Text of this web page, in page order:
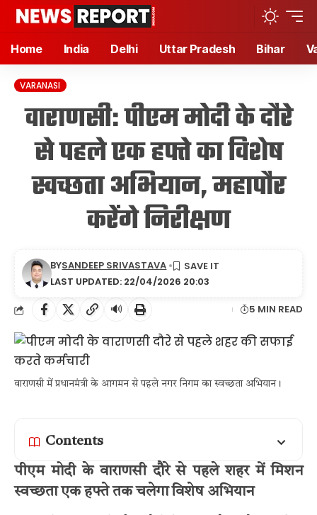
Home India Delhi Uttar Pradesh Bihar
VARANASI
वाराणसी: पीएम मोदी के दौरे
से पहले एक हफ्ते का विशेष
स्वच्छता अभियान, महापौर
करेंगे निरीक्षण
LAST UPDATED: 22/04/2026 20:03
BYSANDEEP SRIVASTAVA
🔊 5 MIN READ
वाराणसी में प्रधानमंत्री के आगमन से पहले नगर निगम का स्वच्छता अभियान।
Contents
पीएम मोदी के वाराणसी दौरे से पहले शहर में मिशन
स्वच्छता एक हफ्ते तक चलेगा विशेष अभियान